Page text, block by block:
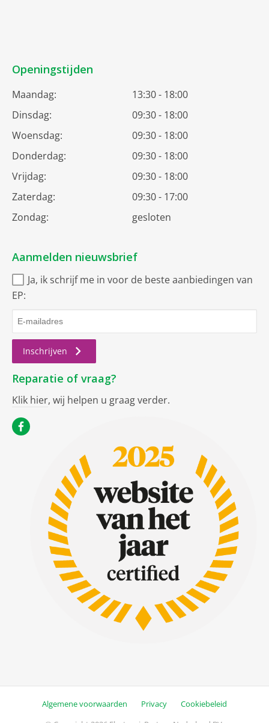
Openingstijden
Maandag:
13:30 - 18:00
Dinsdag:
09:30 - 18:00
Woensdag:
09:30 - 18:00
Donderdag:
09:30 - 18:00
Vrijdag:
09:30 - 18:00
Zaterdag:
09:30 - 17:00
Zondag:
gesloten
Aanmelden nieuwsbrief
Ja, ik schrijf me in voor de beste aanbiedingen van
EP:
Inschrijven
Reparatie of vraag?
Klik hier, wij helpen u graag verder.
Algemene voorwaarden Privacy
Cookiebeleid